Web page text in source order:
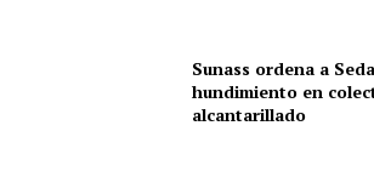
Sunass ordena a
hundimiento en
alcantarillado